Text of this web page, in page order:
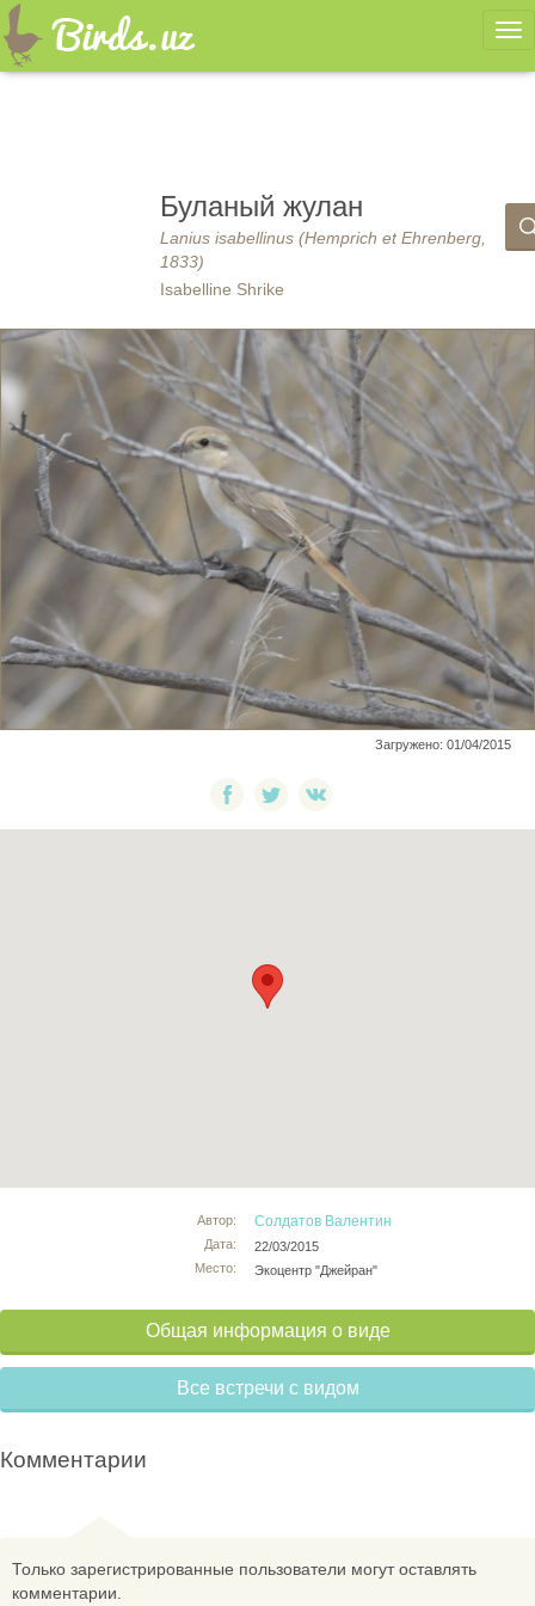
Буланый жулан
Lanius isabellinus (Hemprich et Ehrenberg,
1833)
Isabelline Shrike
Загружено: 01/04/2015
Автор:
Дата:
Место:
Солдатов Валентин
22/03/2015
Экоцентр "Джейран"
Общая информация о виде
Все встречи с видом
Комментарии
Только зарегистрированные пользователи могут оставлять
комментарии.